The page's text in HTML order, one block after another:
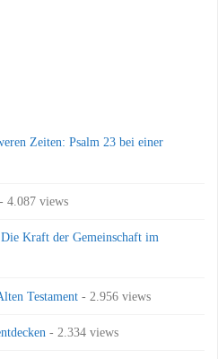
Zeiten: Psalm 23 bei einer
- 4.087 views
Kraft der Gemeinschaft im
Testament - 2.956 views
- 2.334 views